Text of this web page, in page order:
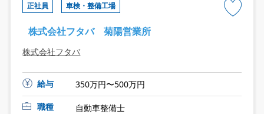
正社員 車検・整備工場
株式会社フタバ 菊陽営業所
株式会社フタバ
給与
350万円〜500万円
職種
自動車整備士